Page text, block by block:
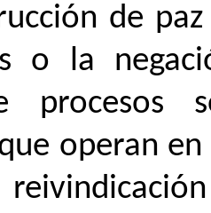
de
o la
procesos
operan